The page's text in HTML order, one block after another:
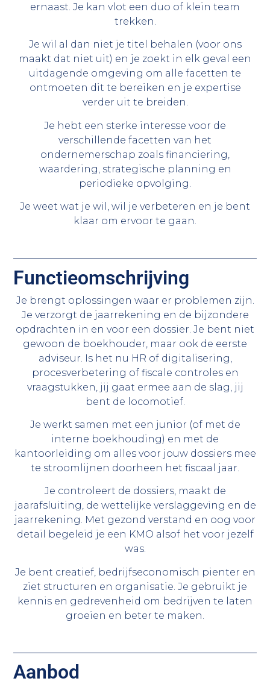
ernaast. Je kan vlot een duo of klein team
trekken.
Je wil al dan niet je titel behalen (voor ons
maakt dat niet uit) en je zoekt in elk geval een
uitdagende omgeving om alle facetten te
ontmoeten dit te bereiken en je expertise
verder uit te breiden.
Je hebt een sterke interesse voor de
verschillende facetten van het
ondernemerschap zoals financiering,
waardering, strategische planning en
periodieke opvolging.
Je weet wat je wil, wil je verbeteren en je bent
klaar om ervoor te gaan.
Functieomschrijving
Je brengt oplossingen waar er problemen zijn.
Je verzorgt de jaarrekening en de bijzondere
opdrachten in en voor een dossier. Je bent niet
gewoon de boekhouder, maar ook de eerste
adviseur. Is het nu HR of digitalisering,
procesverbetering of fiscale controles en
vraagstukken, jij gaat ermee aan de slag, jij
bent de locomotief.
Je werkt samen met een junior (of met de
interne boekhouding) en met de
kantoorleiding om alles voor jouw dossiers mee
te stroomlijnen doorheen het fiscaal jaar.
Je controleert de dossiers, maakt de
jaarafsluiting, de wettelijke verslaggeving en de
jaarrekening. Met gezond verstand en oog voor
detail begeleid je een KMO alsof het voor jezelf
was.
Je bent creatief, bedrijfseconomisch pienter en
ziet structuren en organisatie. Je gebruikt je
kennis en gedrevenheid om bedrijven te laten
groeien en beter te maken.
Aanbod